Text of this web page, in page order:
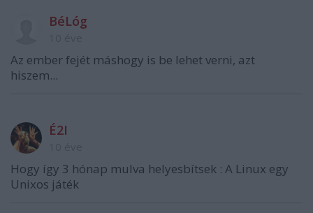
BéLóg
Az ember fejét máshogy is be lehet verni, azt
hiszem...
É2I
Hogy így 3 hónap mulva helyesbítsek : A Linux egy
Unixos játék